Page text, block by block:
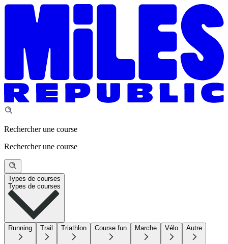
Rechercher une course
Rechercher une course
Types de courses
Types de courses
Running Trail Triathlon Course fun Marche Vélo Autre